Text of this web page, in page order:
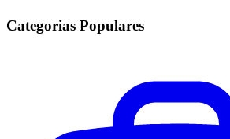
Categorias Populares